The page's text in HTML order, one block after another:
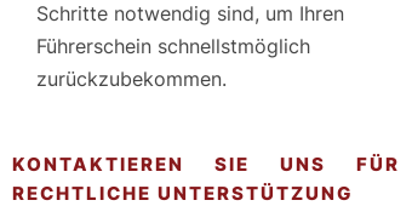
Schritte notwendig sind, um Ihren
Führerschein schnellstmöglich
zurückzubekommen.
KONTAKTIEREN SIE UNS FÜR
RECHTLICHE UNTERSTÜTZUNG